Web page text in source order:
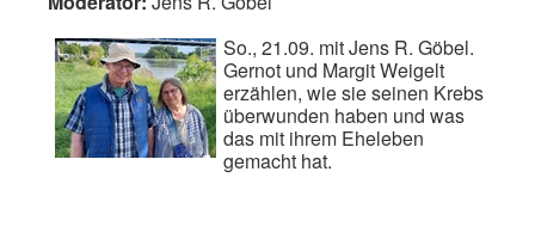
So., 21.09. mit Jens R. Göbel.
Gernot und Margit Weigelt
erzählen, wie sie seinen Krebs
überwunden haben und was
das mit ihrem Eheleben
gemacht hat.